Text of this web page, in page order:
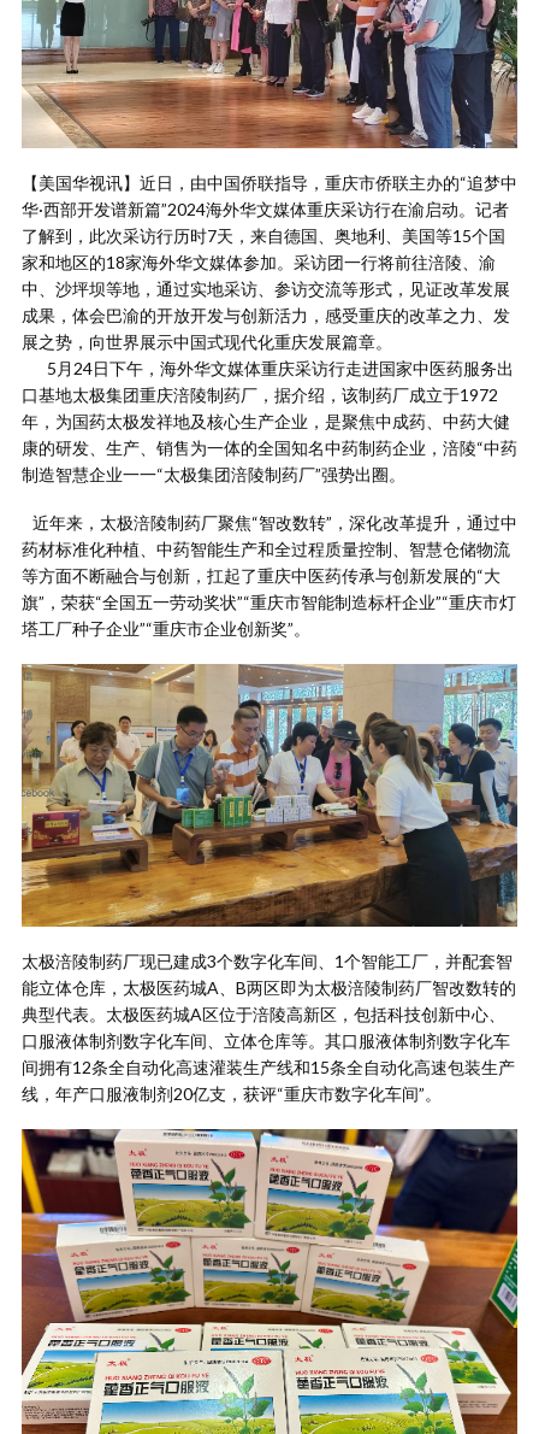
【美国华视讯】近日，由中国侨联指导，重庆市侨联主办的“追梦中
华·西部开发谱新篇”2024海外华文媒体重庆采访行在渝启动。记者
了解到，此次采访行历时7天，来自德国、奥地利、美国等15个国
家和地区的18家海外华文媒体参加。采访团一行将前往涪陵、渝
中、沙坪坝等地，通过实地采访、参访交流等形式，见证改革发展
成果，体会巴渝的开放开发与创新活力，感受重庆的改革之力、发
展之势，向世界展示中国式现代化重庆发展篇章。
5月24日下午，海外华文媒体重庆采访行走进国家中医药服务出
口基地太极集团重庆涪陵制药厂，据介绍，该制药厂成立于1972
年，为国药太极发祥地及核心生产企业，是聚焦中成药、中药大健
康的研发、生产、销售为一体的全国知名中药制药企业，涪陵“中药
制造智慧企业一一“太极集团涪陵制药厂”强势出圈。
近年来，太极涪陵制药厂聚焦“智改数转”，深化改革提升，通过中
药材标准化种植、中药智能生产和全过程质量控制、智慧仓储物流
等方面不断融合与创新，扛起了重庆中医药传承与创新发展的“大
旗”，荣获“全国五一劳动奖状”“重庆市智能制造标杆企业”“重庆市灯
塔工厂种子企业”“重庆市企业创新奖”。
太极涪陵制药厂现已建成3个数字化车间、1个智能工厂，并配套智
能立体仓库，太极医药城A、B两区即为太极涪陵制药厂智改数转的
典型代表。太极医药城A区位于涪陵高新区，包括科技创新中心、
口服液体制剂数字化车间、立体仓库等。其口服液体制剂数字化车
间拥有12条全自动化高速灌装生产线和15条全自动化高速包装生产
线，年产口服液制剂20亿支，获评“重庆市数字化车间”。